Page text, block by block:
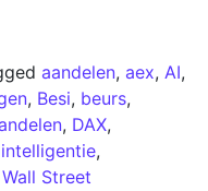
aandelen, aex, AI,
, Besi, beurs,
, DAX,
,
Wall Street